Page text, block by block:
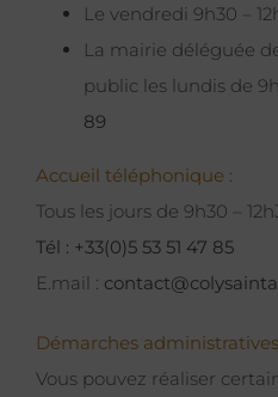
Le vendredi 9h30 –
La mairie déléguée
public les lundis de
89
Accueil téléphonique :
Tous les jours de 9h30 –
Tél : +33(0)5 53 51 47 85
E.mail :
Démarches
Vous pouvez réaliser